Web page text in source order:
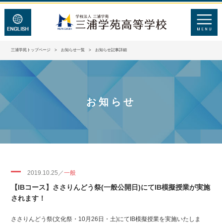
三浦学苑トップページ >お知らせ一覧 > お知らせ記事詳細
お知らせ
2019.10.25／一般
【IBコース】ささりんどう祭(一般公開日)にてIB模擬授業が実施
されます！
ささりんどう祭(文化祭・10月26日・土)にてIB模擬授業を実施いたしま